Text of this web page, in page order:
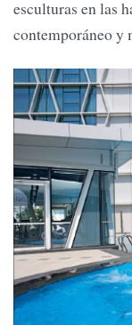
esculturas en las
contemporáneo y